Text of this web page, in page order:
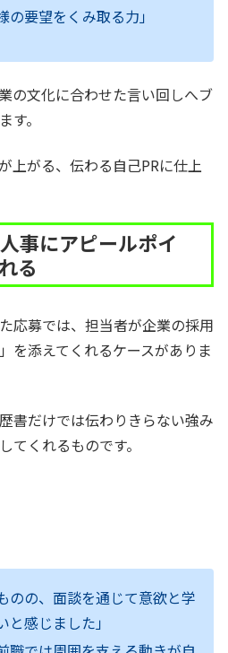
要望をくみ取る力」
の文化に合わせた言い回しへブ
す。
上がる、伝わる自己PRに仕上
事にアピールポイ
る
応募では、担当者が企業の採用
を添えてくれるケースがありま
書だけでは伝わりきらない強み
てくれるものです。
のの、面談を通じて意欲と学
感じました」